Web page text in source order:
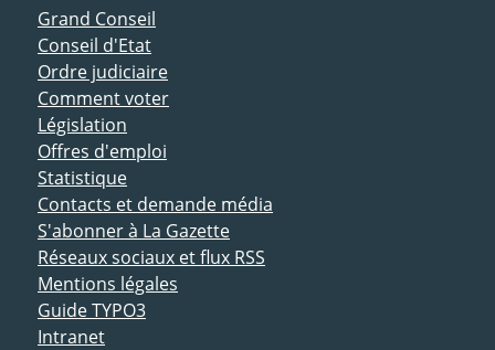
ACCÈS DIRECT
Grand Conseil
Conseil d'Etat
Ordre judiciaire
Comment voter
Législation
Offres d'emploi
Statistique
Contacts et demande média
S'abonner à La Gazette
Réseaux sociaux et flux RSS
Mentions légales
Guide TYPO3
Intranet